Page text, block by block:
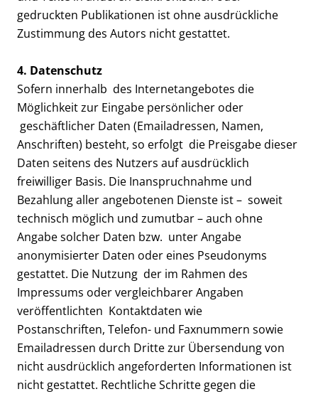
gedruckten Publikationen ist ohne ausdrückliche
Zustimmung des Autors nicht gestattet.
4. Datenschutz
Sofern innerhalb des Internetangebotes die
Möglichkeit zur Eingabe persönlicher oder
geschäftlicher Daten (Emailadressen, Namen,
Anschriften) besteht, so erfolgt die Preisgabe dieser
Daten seitens des Nutzers auf ausdrücklich
freiwilliger Basis. Die Inanspruchnahme und
Bezahlung aller angebotenen Dienste ist – soweit
technisch möglich und zumutbar – auch ohne
Angabe solcher Daten bzw. unter Angabe
anonymisierter Daten oder eines Pseudonyms
gestattet. Die Nutzung der im Rahmen des
Impressums oder vergleichbarer Angaben
veröffentlichten Kontaktdaten wie
Postanschriften, Telefon- und Faxnummern sowie
Emailadressen durch Dritte zur Übersendung von
nicht ausdrücklich angeforderten Informationen ist
nicht gestattet. Rechtliche Schritte gegen die